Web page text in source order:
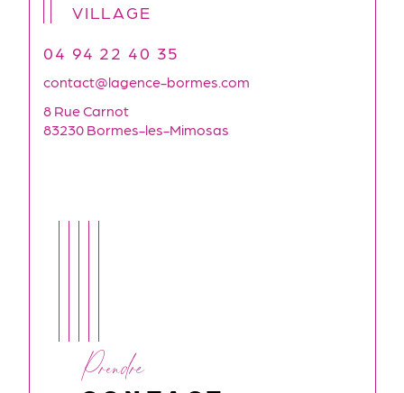
VILLAGE
04 94 22 40 35
contact@lagence-bormes.com
8 Rue Carnot
83230 Bormes-les-Mimosas
Prendre